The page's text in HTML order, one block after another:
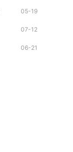
05-19
07-12
06-21